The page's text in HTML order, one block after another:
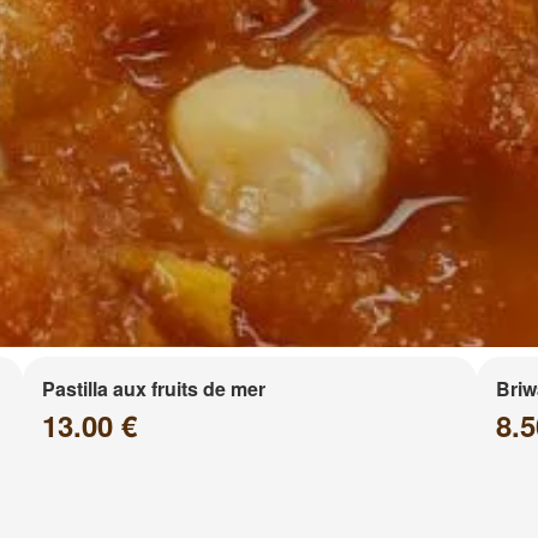
Pastilla aux fruits de mer
13.00 €